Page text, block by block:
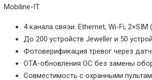
Mobiline-IT.
4 канала связи: Ethernet, Wi-Fi, 2×SIM
До 200 устройств Jeweller и 50
Фотоверификация тревог через
OTA-обновления ОС без замены
Совместимость с охранными